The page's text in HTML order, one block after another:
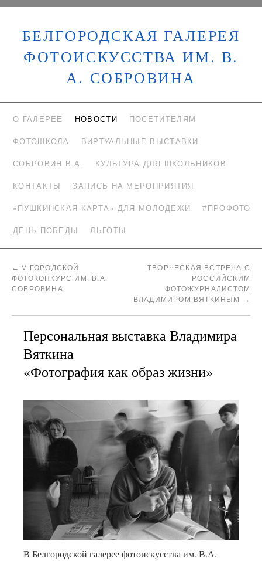
БЕЛГОРОДСКАЯ ГАЛЕРЕЯ
ФОТОИСКУССТВА ИМ. В.
А. СОБРОВИНА
О ГАЛЕРЕЕ НОВОСТИ ПОСЕТИТЕЛЯМ
ФОТОШКОЛА ВИРТУАЛЬНЫЕ ВЫСТАВКИ
СОБРОВИН В.А. КУЛЬТУРА ДЛЯ ШКОЛЬНИКОВ
КОНТАКТЫ ЗАПИСЬ НА МЕРОПРИЯТИЯ
«ПУШКИНСКАЯ КАРТА» ДЛЯ МОЛОДЕЖИ #ПРОФОТО
ДЕНЬ ПОБЕДЫ ЛЬГОТЫ
← V ГОРОДСКОЙ
ФОТОКОНКУРС ИМ. В.А.
СОБРОВИНА
ТВОРЧЕСКАЯ ВСТРЕЧА С
РОССИЙСКИМ
ФОТОЖУРНАЛИСТОМ
ВЛАДИМИРОМ ВЯТКИНЫМ
→
Персональная выставка Владимира
Вяткина
«Фотография как образ жизни»
В Белгородской галерее фотоискусства им. В.А.